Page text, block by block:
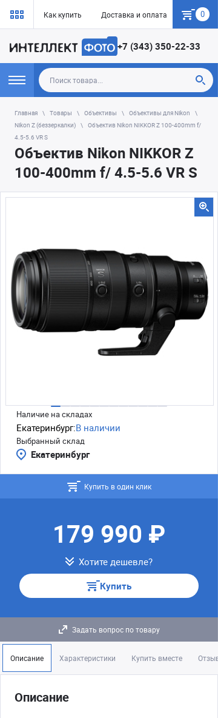
Как купить Доставка и оплата Гарантия
0
+7 (343) 350-22-33
Главная Товары Объективы
Объективы для Nikon
Nikon Z (беззеркалки)
Объектив Nikon NIKKOR Z 100-400mm f/
4.5-5.6 VR S
Объектив Nikon NIKKOR Z
100-400mm f/ 4.5-5.6 VR S
Наличие на складах
Екатеринбург:В наличии
Выбранный склад
Екатеринбург
Купить в один клик
179 990 ₽
Хотите дешевле?
Купить
Задать вопрос по товару
Описание Характеристики Купить вместе
Описание